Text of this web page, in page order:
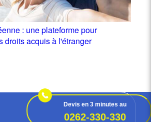
: une plateforme pour
droits acquis à l'étranger
Devis en 3 minutes au
0262-330-330